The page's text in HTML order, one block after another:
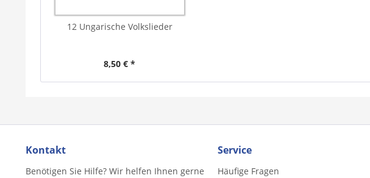
12 Ungarische Volkslieder
8,50 € *
Kontakt
Benötigen Sie Hilfe? Wir helfen Ihnen gerne
Service
Häufige Fragen